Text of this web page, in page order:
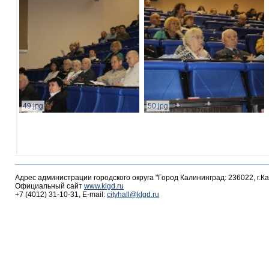
49.jpg 50.jpg
Адрес администрации городского округа "Город Калининград: 236022,
Официальный сайт www.klgd.ru
+7 (4012) 31-10-31, E-mail: cityhall@klgd.ru